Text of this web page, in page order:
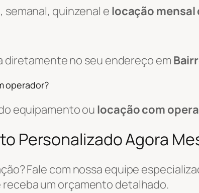
quinzenal e locação
diretamente no seu endereço em
operador?
equipamento ou locação com
Personalizado Agora
Fale com nossa equipe
receba um orçamento detalhado.